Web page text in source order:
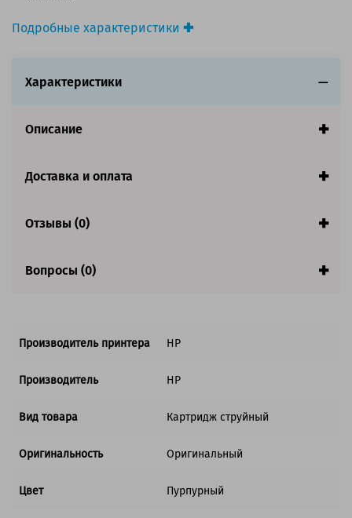
Подробные характеристики
Вид товара:Картридж струйный
Ресурс:600 страниц формата А4 при 5%
Совместим с аппаратами
Характеристики
Описание
Доставка и оплата
Отзывы (0)
Вопросы (0)
Производитель принтера HP
Производитель HP
Вид товара Картридж струйный
Оригинальность Оригинальный
Цвет Пурпурный